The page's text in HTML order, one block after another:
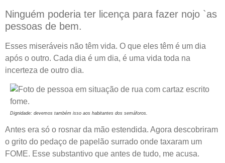
Ninguém poderia ter licença para fazer nojo `as
pessoas de bem.
Esses miseráveis não têm vida. O que eles têm é um dia
após o outro. Cada dia é um dia, é uma vida toda na
incerteza de outro dia.
Dignidade: devemos também isso aos habitantes dos semáforos.
Antes era só o rosnar da mão estendida. Agora descobriram
o grito do pedaço de papelão surrado onde taxaram um
FOME. Esse substantivo que antes de tudo, me acusa.